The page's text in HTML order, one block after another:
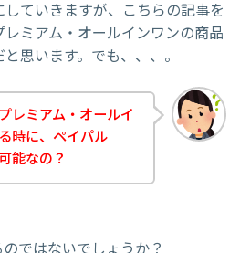
ていきますが、こちらの記事を
ミアム・オールインワンの商品
思います。でも、、、。
レミアム・オールイ
時に、ペイパル
能なの？